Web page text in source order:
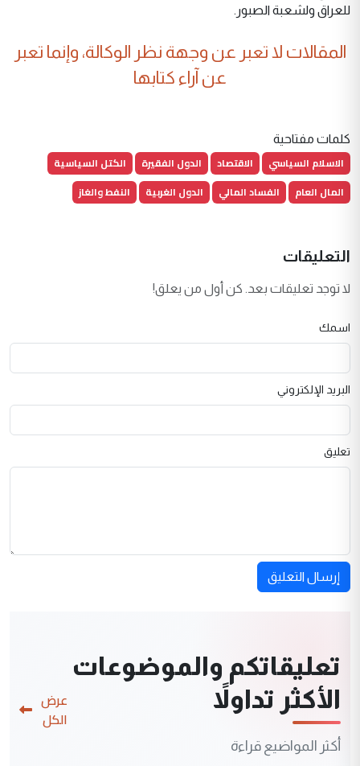
للعراق ولشعبة الصبور.
المقالات لا تعبر عن وجهة نظر الوكالة، وإنما تعبر
عن آراء كتابها
كلمات مفتاحية
الاسلام السياسي الاقتصاد الدول الفقيرة
الكتل السياسية
المال العام
الفساد المالي الدول الغربية النفط والغاز
التعليقات
لا توجد تعليقات بعد. كن أول من يعلق!
اسمك
البريد الإلكتروني
تعليق
إرسال التعليق
تعليقاتكم والموضوعات
الأكثر تداولاً
أكثر المواضيع قراءة
عرض
الكل